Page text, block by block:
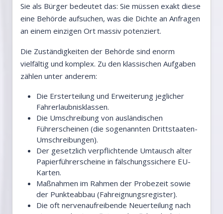
Sie als Bürger bedeutet das: Sie müssen exakt diese
eine Behörde aufsuchen, was die Dichte an Anfragen
an einem einzigen Ort massiv potenziert.
Die Zuständigkeiten der Behörde sind enorm
vielfältig und komplex. Zu den klassischen Aufgaben
zählen unter anderem:
Die Ersterteilung und Erweiterung jeglicher
Fahrerlaubnisklassen.
Die Umschreibung von ausländischen
Führerscheinen (die sogenannten Drittstaaten-
Umschreibungen).
Der gesetzlich verpflichtende Umtausch alter
Papierführerscheine in fälschungssichere EU-
Karten.
Maßnahmen im Rahmen der Probezeit sowie
der Punkteabbau (Fahreignungsregister).
Die oft nervenaufreibende Neuerteilung nach